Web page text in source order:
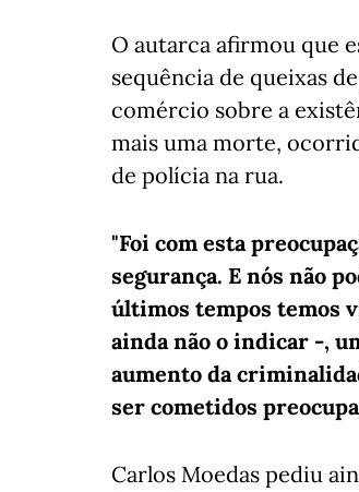
O autarca afirmou que
sequência de queixas
comércio sobre a
mais uma morte,
de polícia na rua.
"Foi com esta
segurança. E nós não
últimos tempos temos
ainda não o indicar -,
aumento da
ser cometidos
Carlos Moedas pediu